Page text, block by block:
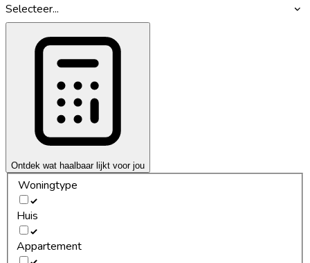
Selecteer...
Ontdek wat haalbaar lijkt voor jou
Woningtype
Huis
Appartement